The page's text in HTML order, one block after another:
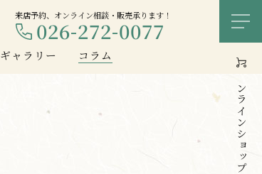
来店予約、オンライン相談・販売承ります！
026-272-0077
ギャラリー コラム
メ
オンライン
ショップ